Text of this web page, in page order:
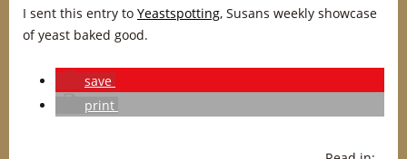
I sent this entry to Yeastspotting, Susans weekly showcase
of yeast baked good.
save
print